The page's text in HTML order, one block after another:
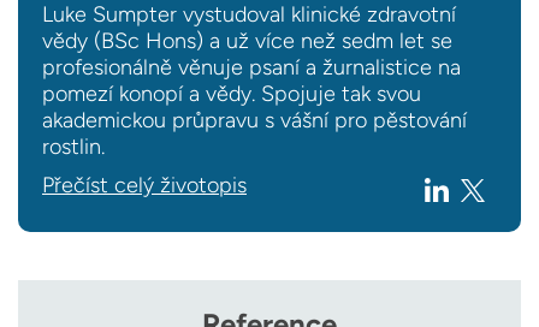
Luke Sumpter vystudoval klinické zdravotní
vědy (BSc Hons) a už více než sedm let se
profesionálně věnuje psaní a žurnalistice na
pomezí konopí a vědy. Spojuje tak svou
akademickou průpravu s vášní pro pěstování
rostlin.
Přečíst celý životopis